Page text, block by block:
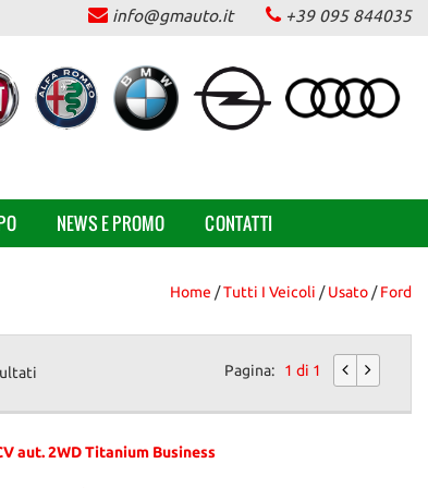
info@gmauto.it +39 095 844035
NEWS E PROMO CONTATTI
Home /Tutti I Veicoli /Usato /Ford
Pagina: 1 di 1
aut. 2WD Titanium Business